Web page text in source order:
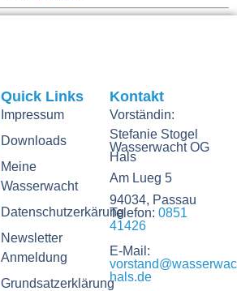
Quick Links
Impressum
Downloads
Meine
Wasserwacht
Datenschutzerkärung
Newsletter
Anmeldung
Grundsatzerklärung
Kontakt
Vorständin:
Stefanie Stogel
Wasserwacht OG
Hals
Am Lueg 5
94034, Passau
Telefon:0851
41426
E-Mail:
hals.de